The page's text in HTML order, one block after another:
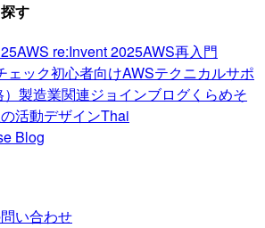
す
AWS re:Invent 2025AWS再入門
ェック初心者向けAWSテクニカルサポ
製造業関連ジョインブログくらめそ
活動デザインThai
Blog
い合わせ